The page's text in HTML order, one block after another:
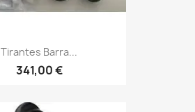
Tirantes Barra...
341,00 €